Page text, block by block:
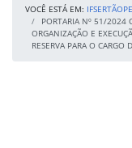
VOCÊ ESTÁ EM: IFSERTÃOPE
PORTARIA Nº 51/2024
ORGANIZAÇÃO E
RESERVA PARA O CARGO